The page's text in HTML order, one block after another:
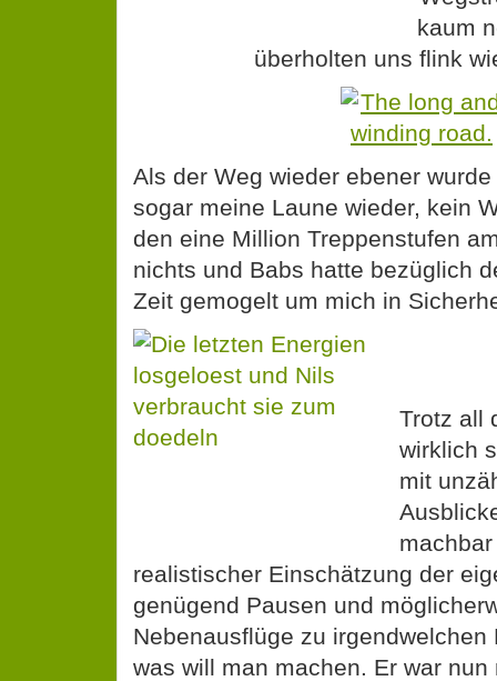
kaum
überholten uns flink
Als der Weg wieder ebener
sogar meine Laune wieder, kein
den eine Million Treppenstufen
nichts und Babs hatte bezüglich
Zeit gemogelt um mich in
Trotz all
wirklich
mit
realistischer Einschätzung der
genügend Pausen und
Nebenausflüge zu irgendwelchen
was will man machen. Er war nun